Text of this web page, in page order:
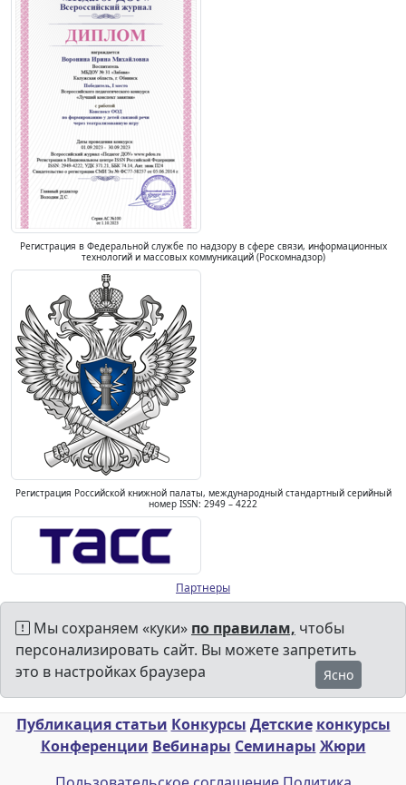
Регистрация в Федеральной службе по надзору в сфере связи, информационных
технологий и массовых коммуникаций (Роскомнадзор)
Регистрация Российской книжной палаты, международный стандартный серийный
номер ISSN: 2949 – 4222
Партнеры
Мы сохраняем «куки» по правилам, чтобы
персонализировать сайт. Вы можете запретить
это в настройках браузера
Ясно
Публикация статьи Конкурсы Детские конкурсы
Конференции Вебинары Семинары Жюри